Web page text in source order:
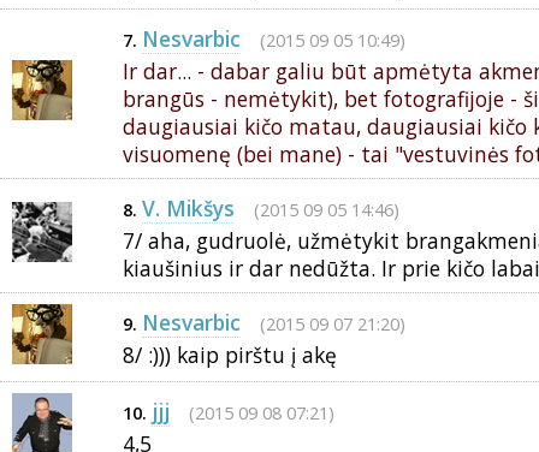
7. Nesvarbic (2015 09 05 10:49)
Ir dar... - dabar galiu būt apmėtyta
brangūs - nemėtykit), bet fotografijoje -
daugiausiai kičo matau, daugiausiai
visuomenę (bei mane) - tai "vestuvinės
8. V. Mikšys (2015 09 05 14:46)
7/ aha, gudruolė, užmėtykit
kiaušinius ir dar nedūžta. Ir prie kičo
9. Nesvarbic (2015 09 07 21:20)
8/ :))) kaip pirštu į akę
10. jjj (2015 09 08 07:21)
4,5